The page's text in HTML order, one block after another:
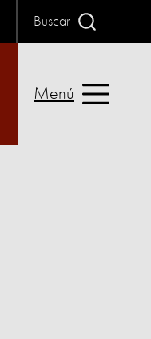
Buscar
Menú